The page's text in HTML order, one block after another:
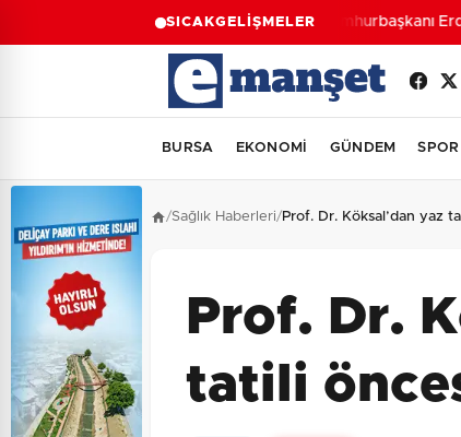
SICAKGELİŞMELERCumhurbaşkanı
BURSA EKONOMİ GÜNDEM SPOR
/Sağlık Haberleri/Prof. Dr. Köksal’dan yaz
Prof. Dr.
tatili